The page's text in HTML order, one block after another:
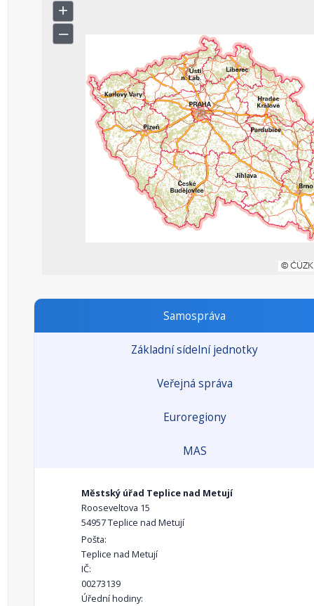
Samospráva
Základní sídelní jednotky
Veřejná správa
Euroregiony
MAS
Městský úřad Teplice nad Metují
Rooseveltova 15
54957 Teplice nad Metují
Pošta:
Teplice nad Metují
IČ:
00273139
Úřední hodiny: